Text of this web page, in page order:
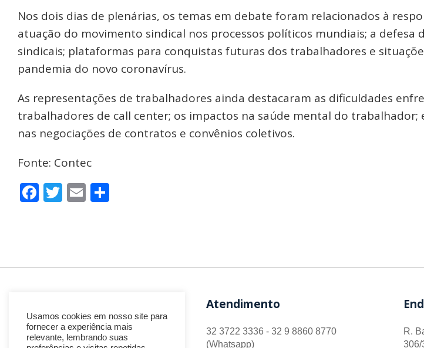
Nos dois dias de plenárias, os temas em debate foram relacionados à
atuação do movimento sindical nos processos políticos mundiais; a defesa
sindicais; plataformas para conquistas futuras dos trabalhadores e
pandemia do novo coronavírus.
As representações de trabalhadores ainda destacaram as dificuldades
trabalhadores de call center; os impactos na saúde mental do trabalhador;
nas negociações de contratos e convênios coletivos.
Fonte: Contec
Facebook
Twitter
Email
Atendimento
32 3722 3336 - 32 9 8860 8770
(Whatsapp)
R.
306/
Usamos cookies em nosso site para
fornecer a experiência mais
relevante, lembrando suas